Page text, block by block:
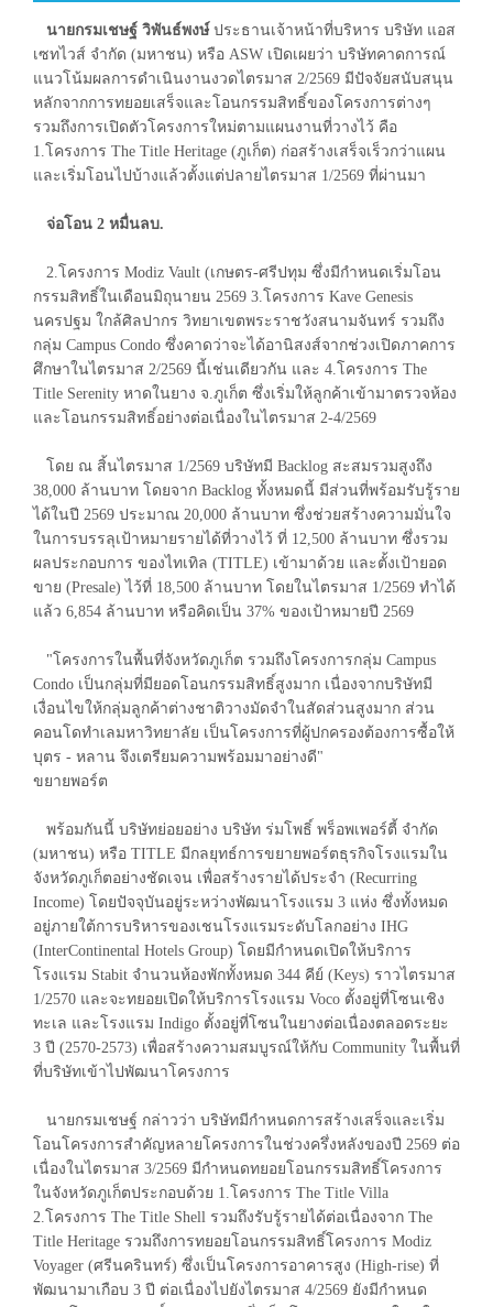
นายกรมเชษฐ์ วิพันธ์พงษ์ ประธานเจ้าหน้าที่บริหาร บริษัท แอส
เซทไวส์ จำกัด (มหาชน) หรือ ASW เปิดเผยว่า บริษัทคาดการณ์
แนวโน้มผลการดำเนินงานงวดไตรมาส 2/2569 มีปัจจัยสนับสนุน
หลักจากการทยอยเสร็จและโอนกรรมสิทธิ์ของโครงการต่างๆ
รวมถึงการเปิดตัวโครงการใหม่ตามแผนงานที่วางไว้ คือ
1.โครงการ The Title Heritage (ภูเก็ต) ก่อสร้างเสร็จเร็วกว่าแผน
และเริ่มโอนไปบ้างแล้วตั้งแต่ปลายไตรมาส 1/2569 ที่ผ่านมา
จ่อโอน 2 หมื่นลบ.
2.โครงการ Modiz Vault (เกษตร-ศรีปทุม ซึ่งมีกำหนดเริ่มโอน
กรรมสิทธิ์ในเดือนมิถุนายน 2569 3.โครงการ Kave Genesis
นครปฐม ใกล้ศิลปากร วิทยาเขตพระราชวังสนามจันทร์ รวมถึง
กลุ่ม Campus Condo ซึ่งคาดว่าจะได้อานิสงส์จากช่วงเปิดภาคการ
ศึกษาในไตรมาส 2/2569 นี้เช่นเดียวกัน และ 4.โครงการ The
Title Serenity หาดในยาง จ.ภูเก็ต ซึ่งเริ่มให้ลูกค้าเข้ามาตรวจห้อง
และโอนกรรมสิทธิ์อย่างต่อเนื่องในไตรมาส 2-4/2569
โดย ณ สิ้นไตรมาส 1/2569 บริษัทมี Backlog สะสมรวมสูงถึง
38,000 ล้านบาท โดยจาก Backlog ทั้งหมดนี้ มีส่วนที่พร้อมรับรู้ราย
ได้ในปี 2569 ประมาณ 20,000 ล้านบาท ซึ่งช่วยสร้างความมั่นใจ
ในการบรรลุเป้าหมายรายได้ที่วางไว้ ที่ 12,500 ล้านบาท ซึ่งรวม
ผลประกอบการ ของไทเทิล (TITLE) เข้ามาด้วย และตั้งเป้ายอด
ขาย (Presale) ไว้ที่ 18,500 ล้านบาท โดยในไตรมาส 1/2569 ทำได้
แล้ว 6,854 ล้านบาท หรือคิดเป็น 37% ของเป้าหมายปี 2569
"โครงการในพื้นที่จังหวัดภูเก็ต รวมถึงโครงการกลุ่ม Campus
Condo เป็นกลุ่มที่มียอดโอนกรรมสิทธิ์สูงมาก เนื่องจากบริษัทมี
เงื่อนไขให้กลุ่มลูกค้าต่างชาติวางมัดจำในสัดส่วนสูงมาก ส่วน
คอนโดทำเลมหาวิทยาลัย เป็นโครงการที่ผู้ปกครองต้องการซื้อให้
บุตร - หลาน จึงเตรียมความพร้อมมาอย่างดี"
ขยายพอร์ต
พร้อมกันนี้ บริษัทย่อยอย่าง บริษัท ร่มโพธิ์ พร็อพเพอร์ตี้ จำกัด
(มหาชน) หรือ TITLE มีกลยุทธ์การขยายพอร์ตธุรกิจโรงแรมใน
จังหวัดภูเก็ตอย่างชัดเจน เพื่อสร้างรายได้ประจำ (Recurring
Income) โดยปัจจุบันอยู่ระหว่างพัฒนาโรงแรม 3 แห่ง ซึ่งทั้งหมด
อยู่ภายใต้การบริหารของเชนโรงแรมระดับโลกอย่าง IHG
(InterContinental Hotels Group) โดยมีกำหนดเปิดให้บริการ
โรงแรม Stabit จำนวนห้องพักทั้งหมด 344 คีย์ (Keys) ราวไตรมาส
1/2570 และจะทยอยเปิดให้บริการโรงแรม Voco ตั้งอยู่ที่โซนเชิง
ทะเล และโรงแรม Indigo ตั้งอยู่ที่โซนในยางต่อเนื่องตลอดระยะ
3 ปี (2570-2573) เพื่อสร้างความสมบูรณ์ให้กับ Community ในพื้นที่
ที่บริษัทเข้าไปพัฒนาโครงการ
นายกรมเชษฐ์ กล่าวว่า บริษัทมีกำหนดการสร้างเสร็จและเริ่ม
โอนโครงการสำคัญหลายโครงการในช่วงครึ่งหลังของปี 2569 ต่อ
เนื่องในไตรมาส 3/2569 มีกำหนดทยอยโอนกรรมสิทธิ์โครงการ
ในจังหวัดภูเก็ตประกอบด้วย 1.โครงการ The Title Villa
2.โครงการ The Title Shell รวมถึงรับรู้รายได้ต่อเนื่องจาก The
Title Heritage รวมถึงการทยอยโอนกรรมสิทธิ์โครงการ Modiz
Voyager (ศรีนครินทร์) ซึ่งเป็นโครงการอาคารสูง (High-rise) ที่
พัฒนามาเกือบ 3 ปี ต่อเนื่องไปยังไตรมาส 4/2569 ยังมีกำหนด